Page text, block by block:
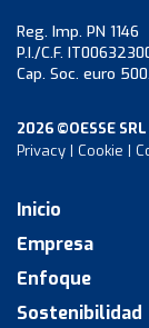
Reg. Imp. PN 1146
P.I./C.F.
Cap. Soc. euro
2026 ©OESSE SRL
Privacy | Cookie |
Inicio
Empresa
Enfoque
Sostenibilidad